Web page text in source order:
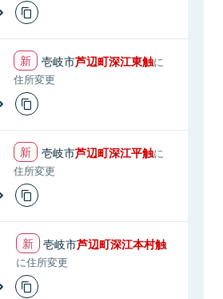
壱岐市芦辺町深江東触に
住所変更
壱岐市芦辺町深江平触に
住所変更
壱岐市芦辺町深江本村触
に住所変更